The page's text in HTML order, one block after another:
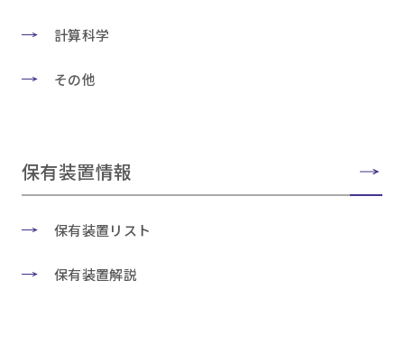
計算科学
その他
保有装置情報
保有装置リスト
保有装置解説